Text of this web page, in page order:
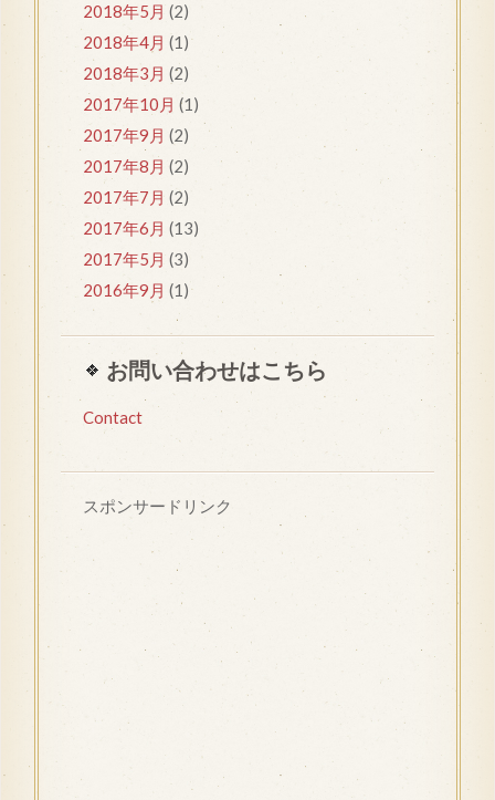
2018年5月 (2)
2018年4月 (1)
2018年3月 (2)
2017年10月 (1)
2017年9月 (2)
2017年8月 (2)
2017年7月 (2)
2017年6月 (13)
2017年5月 (3)
2016年9月 (1)
お問い合わせはこちら
Contact
スポンサードリンク